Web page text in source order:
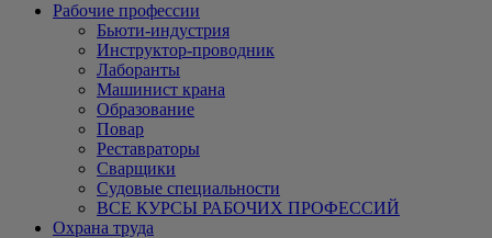
Рабочие профессии
Бьюти-индустрия
Инструктор-проводник
Лаборанты
Машинист крана
Образование
Повар
Реставраторы
Сварщики
Судовые специальности
ВСЕ КУРСЫ РАБОЧИХ ПРОФЕССИЙ
Охрана труда